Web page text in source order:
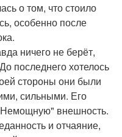
о том, что стоило
особенно после
ничего не берёт,
последнего хотелось
стороны они были
сильными. Его
внешность.
и отчаяние,